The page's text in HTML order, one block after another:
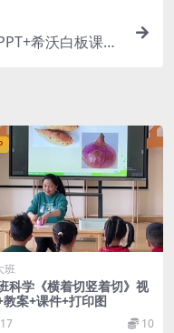
希沃白板课件
班
科学《横着切竖着切》视
教案+课件+打印图
17 10